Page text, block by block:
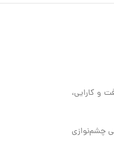
و کارایی،
چشم‌نوازی